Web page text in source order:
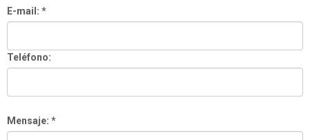
E-mail: *
Teléfono:
Mensaje: *